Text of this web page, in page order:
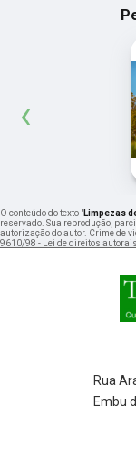
‹
O conteúdo do texto "Limpezas
reservado. Sua reprodução,
autorização do autor. Crime de
9610/98 - Lei de direitos autorais
Rua
Embu